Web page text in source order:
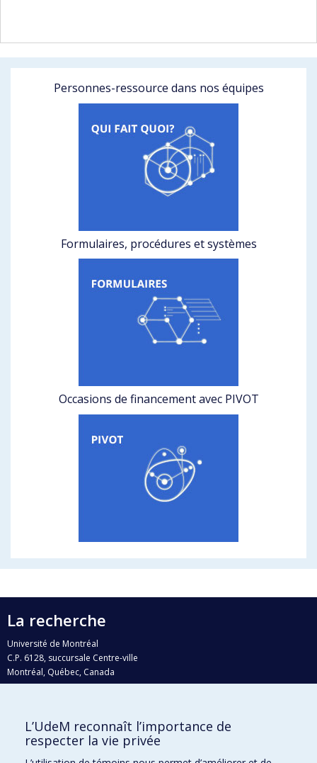
Personnes-ressource dans nos équipes
Formulaires, procédures et systèmes
Occasions de financement avec PIVOT
La recherche
Université de Montréal
C.P. 6128, succursale Centre-ville
Montréal, Québec, Canada
H3C 3J7
Qui fait quoi?
Nous trouver
L’UdeM reconnaît l’importance de
respecter la vie privée